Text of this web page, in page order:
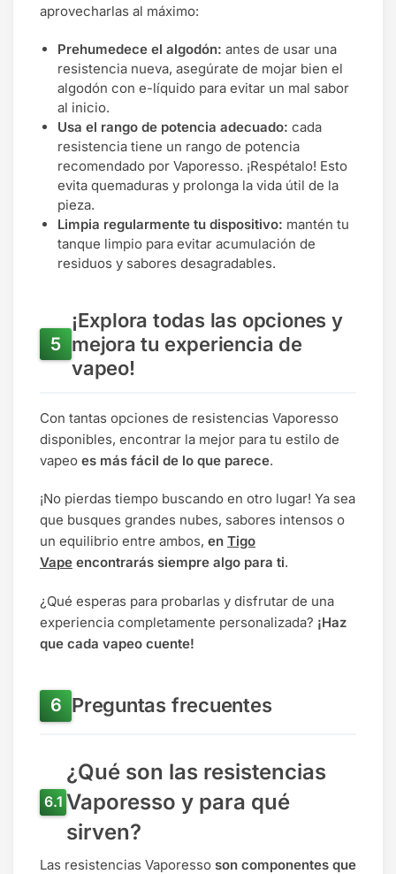
aprovecharlas al máximo:
Prehumedece el algodón: antes de usar una
resistencia nueva, asegúrate de mojar bien el
algodón con e-líquido para evitar un mal sabor
al inicio.
Usa el rango de potencia adecuado: cada
resistencia tiene un rango de potencia
recomendado por Vaporesso. ¡Respétalo! Esto
evita quemaduras y prolonga la vida útil de la
pieza.
Limpia regularmente tu dispositivo: mantén tu
tanque limpio para evitar acumulación de
residuos y sabores desagradables.
¡Explora todas las opciones y
mejora tu experiencia de
vapeo!
Con tantas opciones de resistencias Vaporesso
disponibles, encontrar la mejor para tu estilo de
vapeo es más fácil de lo que parece.
¡No pierdas tiempo buscando en otro lugar! Ya sea
que busques grandes nubes, sabores intensos o
un equilibrio entre ambos, en Tigo
Vape encontrarás siempre algo para ti.
¿Qué esperas para probarlas y disfrutar de una
experiencia completamente personalizada? ¡Haz
que cada vapeo cuente!
Preguntas frecuentes
¿Qué son las resistencias
Vaporesso y para qué
sirven?
Las resistencias Vaporesso son componentes que